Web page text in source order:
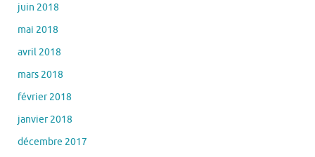
juin 2018
mai 2018
avril 2018
mars 2018
février 2018
janvier 2018
décembre 2017